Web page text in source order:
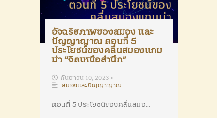
อัจฉริยภาพของสมอง และ
ปัญญาญาณ ตอนที่ 5
ประโยชน์ของคลื่นสมองแกม
ม่า “จิตเหนือสำนึก”
กันยายน 10, 2023 •
สมองและปัญญาญาณ
ตอนที่ 5 ประโยชน์ของคลื่นสมอ…